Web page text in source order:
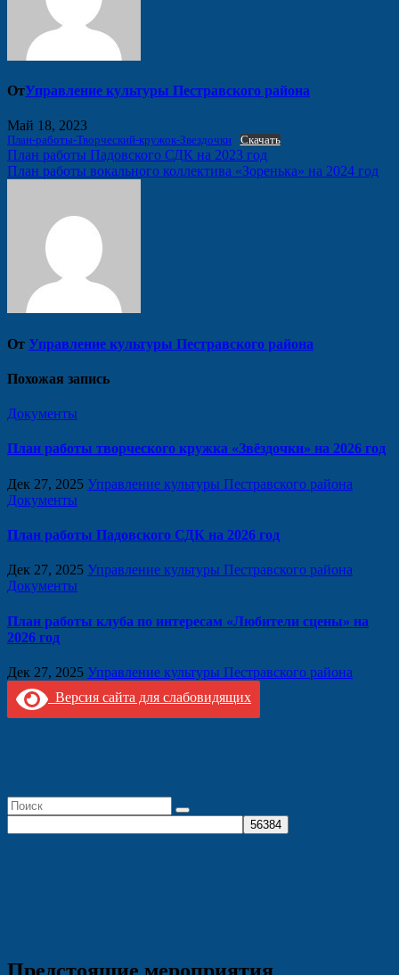
ОтУправление культуры Пестравского района
Май 18, 2023
План-работы-Творческий-кружок-Звездочки Скачать
Навигация
по
План работы Падовского СДК на 2023 год
План работы вокального коллектива «Зоренька» на 2024 год
От Управление культуры Пестравского района
Похожая запись
Документы
План работы творческого кружка «Звёздочки» на 2026 год
Дек 27, 2025 Управление культуры Пестравского района
Документы
План работы Падовского СДК на 2026 год
Дек 27, 2025 Управление культуры Пестравского района
Документы
План работы клуба по интересам «Любители сцены» на
2026 год
Дек 27, 2025 Управление культуры Пестравского района
Версия сайта для слабовидящих
Предстоящие мероприятия